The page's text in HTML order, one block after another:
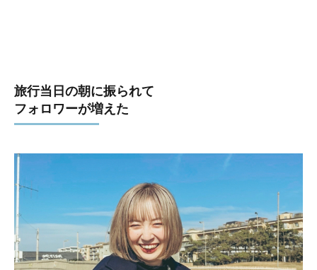
旅行当日の朝に振られて
フォロワーが増えた